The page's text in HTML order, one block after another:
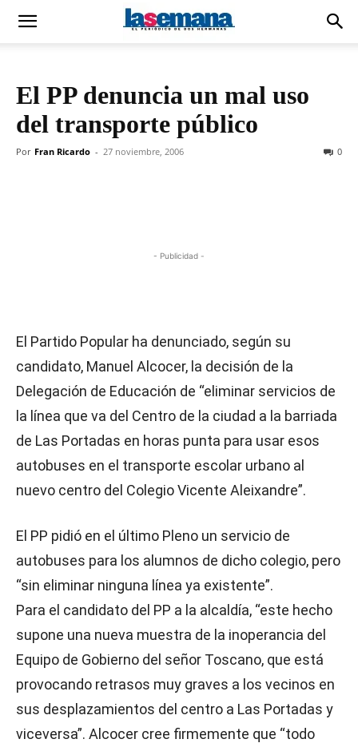
El PP denuncia un mal uso
del transporte público
Por Fran Ricardo - 27 noviembre, 2006 0
- Publicidad -
El Partido Popular ha denunciado, según su
candidato, Manuel Alcocer, la decisión de la
Delegación de Educación de “eliminar servicios de
la línea que va del Centro de la ciudad a la barriada
de Las Portadas en horas punta para usar esos
autobuses en el transporte escolar urbano al
nuevo centro del Colegio Vicente Aleixandre”.
El PP pidió en el último Pleno un servicio de
autobuses para los alumnos de dicho colegio, pero
“sin eliminar ninguna línea ya existente”.
Para el candidato del PP a la alcaldía, “este hecho
supone una nueva muestra de la inoperancia del
Equipo de Gobierno del señor Toscano, que está
provocando retrasos muy graves a los vecinos en
sus desplazamientos del centro a Las Portadas y
viceversa”. Alcocer cree firmemente que “todo